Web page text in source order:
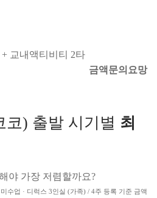
교내액티비티 2타
금액문의요망
코) 출발 시기별 최
야 가장 저렴할까요?
미수업 · 디럭스 3인실 (가족) / 4주 등록 기준 금액